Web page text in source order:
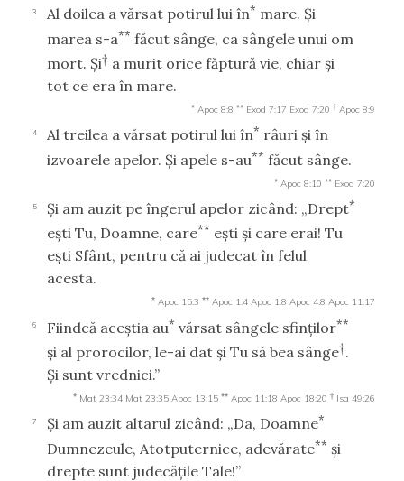
3 Al doilea a vărsat potirul lui în* mare. Şi
marea s-a** făcut sânge, ca sângele unui om
mort. Şi† a murit orice făptură vie, chiar şi
tot ce era în mare.
* Apoc 8:8 ** Exod 7:17 Exod 7:20 † Apoc 8:9
4 Al treilea a vărsat potirul lui în* râuri şi în
izvoarele apelor. Şi apele s-au** făcut sânge.
* Apoc 8:10 ** Exod 7:20
5 Şi am auzit pe îngerul apelor zicând: „Drept*
eşti Tu, Doamne, care** eşti şi care erai! Tu
eşti Sfânt, pentru că ai judecat în felul
acesta.
* Apoc 15:3 ** Apoc 1:4 Apoc 1:8 Apoc 4:8 Apoc 11:17
6 Fiindcă aceştia au* vărsat sângele sfinţilor**
şi al prorocilor, le-ai dat şi Tu să bea sânge†.
Şi sunt vrednici.”
* Mat 23:34 Mat 23:35 Apoc 13:15 ** Apoc 11:18 Apoc 18:20 † Isa 49:26
7 Şi am auzit altarul zicând: „Da, Doamne*
Dumnezeule, Atotputernice, adevărate** şi
drepte sunt judecăţile Tale!”